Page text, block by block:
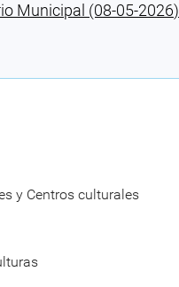
Municipal (08-05-2026)
y Centros culturales